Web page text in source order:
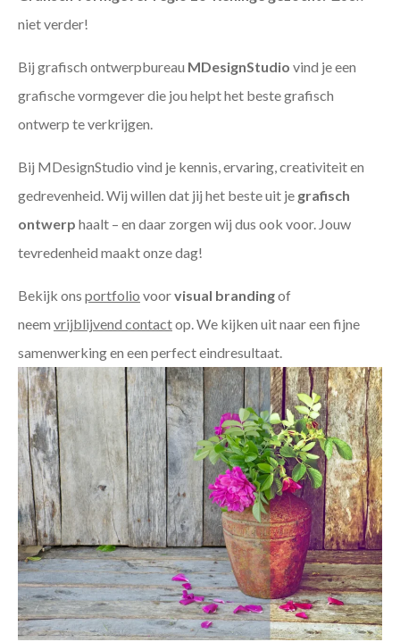
niet verder!
Bij grafisch ontwerpbureau MDesignStudio vind je een
grafische vormgever die jou helpt het beste grafisch
ontwerp te verkrijgen.
Bij MDesignStudio vind je kennis, ervaring, creativiteit en
gedrevenheid. Wij willen dat jij het beste uit je grafisch
ontwerp haalt – en daar zorgen wij dus ook voor. Jouw
tevredenheid maakt onze dag!
Bekijk ons portfolio voorvisual brandingof
neem vrijblijvend contactop. We kijken uit naar een fijne
samenwerking en een perfect eindresultaat.